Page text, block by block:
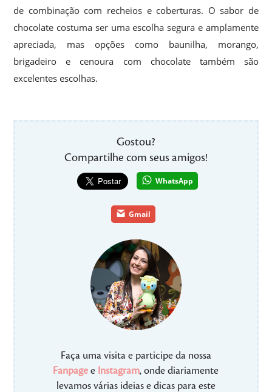
de combinação com recheios e coberturas. O sabor de
chocolate costuma ser uma escolha segura e amplamente
apreciada, mas opções como baunilha, morango,
brigadeiro e cenoura com chocolate também são
excelentes escolhas.
Gostou?
Compartilhe com seus amigos!
WhatsApp
Gmail
Faça uma visita e participe da nossa
Fanpage e Instagram, onde diariamente
levamos várias ideias e dicas para este